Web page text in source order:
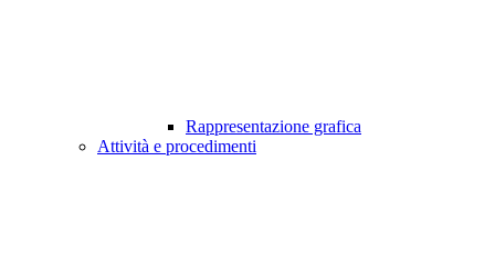
Rappresentazione grafica
Attività e procedimenti